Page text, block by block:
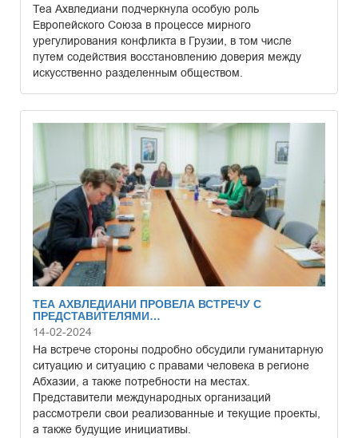
Теа Ахвледиани подчеркнула особую роль
Европейского Союза в процессе мирного
урегулирования конфликта в Грузии, в том числе
путем содействия восстановлению доверия между
искусственно разделенным обществом.
ТЕА АХВЛЕДИАНИ ПРОВЕЛА ВСТРЕЧУ С
ПРЕДСТАВИТЕЛЯМИ…
14-02-2024
На встрече стороны подробно обсудили гуманитарную
ситуацию и ситуацию с правами человека в регионе
Абхазии, а также потребности на местах.
Представители международных организаций
рассмотрели свои реализованные и текущие проекты,
а также будущие инициативы.